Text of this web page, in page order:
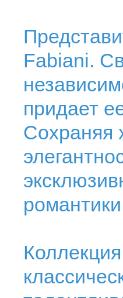
Fabiani.
придает
Сохраняя